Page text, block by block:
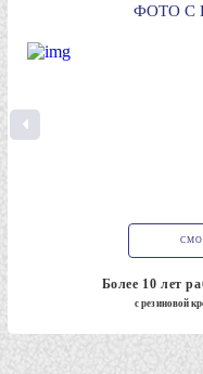
ФОТО С
Более 10 лет
с резиновой